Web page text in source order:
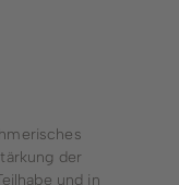
der
und in